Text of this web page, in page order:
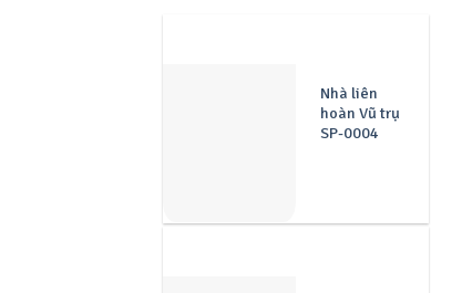
Nhà liên
hoàn Vũ trụ
SP-0004